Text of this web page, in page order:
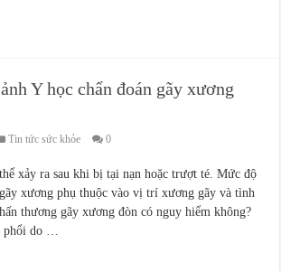
Y học chẩn đoán gãy xương
Tin tức sức khỏe 0
xảy ra sau khi bị tại nạn hoặc trượt té. Mức độ
xương phụ thuộc vào vị trí xương gãy và tình
thương gãy xương đòn có nguy hiểm không?
phổi do …